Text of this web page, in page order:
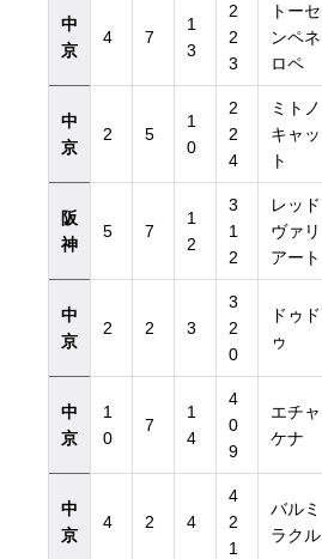
中
京
4 7
1
3
2
2
3
トーセ
ンペネ
ロペ
中
京
2 5
1
0
2
2
4
ミトノ
キャッ
ト
阪
神
5 7
1
2
3
1
2
レッド
ヴァリ
アート
中
京
2 2 3
3
2
0
ドゥド
ゥ
中
京
1
0
7
1
4
4
0
9
エチャ
ケナ
中
京
4 2 4
4
2
1
バルミ
ラクル